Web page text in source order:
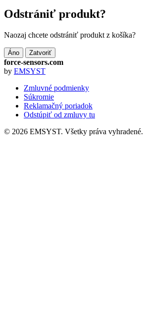
Odstrániť produkt?
Naozaj chcete odstrániť produkt z košíka?
Áno Zatvoriť
force-sensors.com
by EMSYST
Zmluvné podmienky
Súkromie
Reklamačný poriadok
Odstúpiť od zmluvy tu
© 2026 EMSYST. Všetky práva vyhradené.